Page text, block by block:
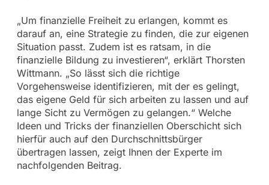
„Um finanzielle Freiheit zu erlangen, kommt es
darauf an, eine Strategie zu finden, die zur eigenen
Situation passt. Zudem ist es ratsam, in die
finanzielle Bildung zu investieren“, erklärt Thorsten
Wittmann. „So lässt sich die richtige
Vorgehensweise identifizieren, mit der es gelingt,
das eigene Geld für sich arbeiten zu lassen und auf
lange Sicht zu Vermögen zu gelangen.“ Welche
Ideen und Tricks der finanziellen Oberschicht sich
hierfür auch auf den Durchschnittsbürger
übertragen lassen, zeigt Ihnen der Experte im
nachfolgenden Beitrag.